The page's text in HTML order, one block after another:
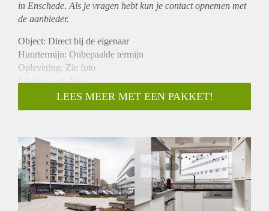
in Enschede. Als je vragen hebt kun je contact opnemen met
de aanbieder.
Object: Direct bij de eigenaar
Huurtermijn: Onbepaalde termijn
Oplevering: Zie foto
Inkomen eis: Nee
Garantiestelling mogelijk: Nee
Borg: 1 Maand
Huisdieren toegestaan: Afhankelijk van de Eigenaar
Huurtoeslag grens: Ja
Geschikt voor studenten: Afhankelijk van de Eigenaar
LEES MEER MET EEN PAKKET!